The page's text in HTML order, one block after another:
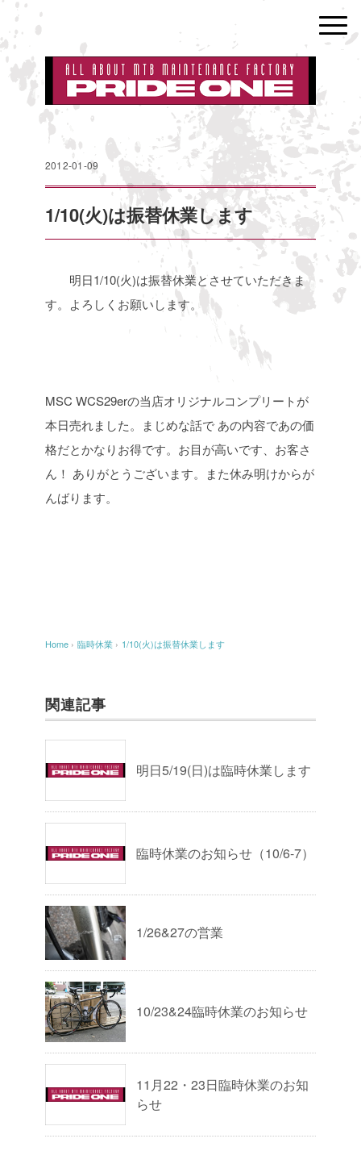
2012-01-09
1/10(火)は振替休業します
明日1/10(火)は振替休業とさせていただきま
す。よろしくお願いします。
MSC WCS29erの当店オリジナルコンプリートが
本日売れました。まじめな話で あの内容であの価
格だとかなりお得です。お目が高いです、お客さ
ん！ ありがとうございます。また休み明けからが
んばります。
Home › 臨時休業 › 1/10(火)は振替休業します
関連記事
明日5/19(日)は臨時休業します
臨時休業のお知らせ（10/6-7）
1/26&27の営業
10/23&24臨時休業のお知らせ
11月22・23日臨時休業のお知
らせ